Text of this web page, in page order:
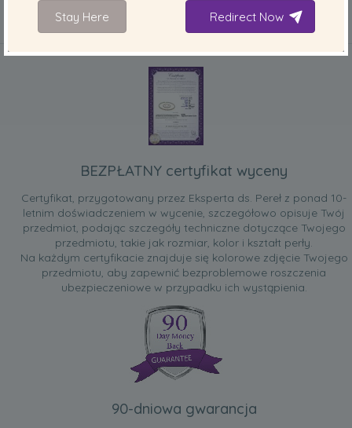
BEZPŁATNY certyfikat wyceny
Certyfikat, przygotowany przez Eksperta ds. Pereł z ponad 10-
letnim doświadczeniem w wycenie, szczegółowo opisuje Twój
przedmiot, podając szczegóły techniczne dotyczące Twojego
przedmiotu, takie jak rozmiar, kolor i kształt perły.
Na każdym certyfikacie znajduje się kolorowe zdjęcie Twojego
przedmiotu, aby zapewnić bezproblemowe roszczenia
ubezpieczeniowe w przypadku ich wystąpienia.
90-dniowa gwarancja
Stay Here Redirect Now